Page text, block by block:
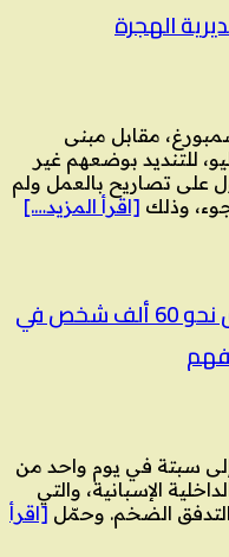
الهجرة
مقابل مبنى
29 تموز/يوليو، للتنديد بوضعهم غير
على تصاريح بالعمل ولم
وذلك [اقرأ المزيد….]
سبتة: وفاة 34 مهاجرا جراء تدفق نحو 60 ألف شخص في
وصلوا إلى سبتة في يوم واحد من
الإسبانية، والتي
[اقرأ